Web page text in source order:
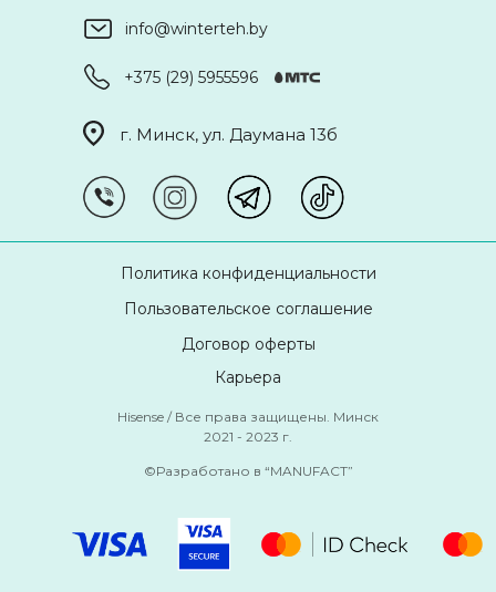
info@winterteh.by
г. Минск, ул. Даумана 13б
Политика конфиденциальности
Пользовательское соглашение
Hisense / Все права защищены. Минск
2021 - 2023 г.
©Разработано в “MANUFACT”
Договор оферты
Карьера
+375 (29) 5955596